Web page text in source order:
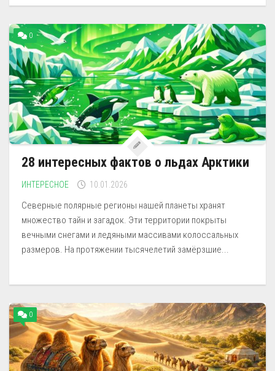
0
28 интересных фактов о льдах Арктики
ИНТЕРЕСНОЕ 10.01.2026
Северные полярные регионы нашей планеты хранят
множество тайн и загадок. Эти территории покрыты
вечными снегами и ледяными массивами колоссальных
размеров. На протяжении тысячелетий замёрзшие...
0